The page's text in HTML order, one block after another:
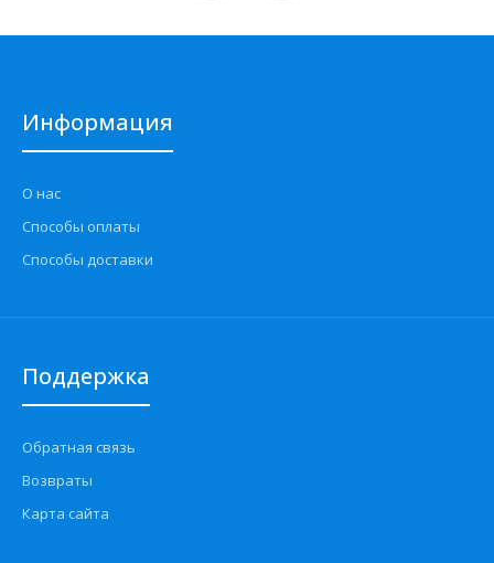
Информация
О нас
Способы оплаты
Способы доставки
Поддержка
Обратная связь
Возвраты
Карта сайта